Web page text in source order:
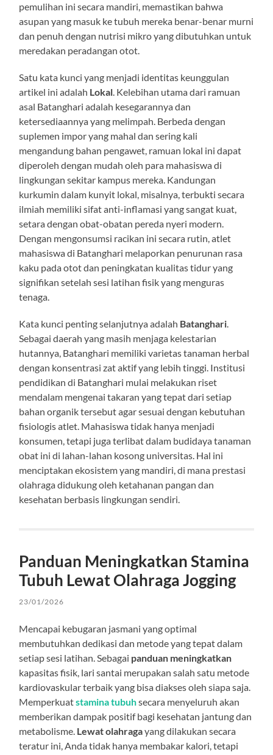
pemulihan ini secara mandiri, memastikan bahwa
asupan yang masuk ke tubuh mereka benar-benar murni
dan penuh dengan nutrisi mikro yang dibutuhkan untuk
meredakan peradangan otot.
Satu kata kunci yang menjadi identitas keunggulan
artikel ini adalah Lokal. Kelebihan utama dari ramuan
asal Batanghari adalah kesegarannya dan
ketersediaannya yang melimpah. Berbeda dengan
suplemen impor yang mahal dan sering kali
mengandung bahan pengawet, ramuan lokal ini dapat
diperoleh dengan mudah oleh para mahasiswa di
lingkungan sekitar kampus mereka. Kandungan
kurkumin dalam kunyit lokal, misalnya, terbukti secara
ilmiah memiliki sifat anti-inflamasi yang sangat kuat,
setara dengan obat-obatan pereda nyeri modern.
Dengan mengonsumsi racikan ini secara rutin, atlet
mahasiswa di Batanghari melaporkan penurunan rasa
kaku pada otot dan peningkatan kualitas tidur yang
signifikan setelah sesi latihan fisik yang menguras
tenaga.
Kata kunci penting selanjutnya adalah Batanghari.
Sebagai daerah yang masih menjaga kelestarian
hutannya, Batanghari memiliki varietas tanaman herbal
dengan konsentrasi zat aktif yang lebih tinggi. Institusi
pendidikan di Batanghari mulai melakukan riset
mendalam mengenai takaran yang tepat dari setiap
bahan organik tersebut agar sesuai dengan kebutuhan
fisiologis atlet. Mahasiswa tidak hanya menjadi
konsumen, tetapi juga terlibat dalam budidaya tanaman
obat ini di lahan-lahan kosong universitas. Hal ini
menciptakan ekosistem yang mandiri, di mana prestasi
olahraga didukung oleh ketahanan pangan dan
kesehatan berbasis lingkungan sendiri.
Panduan Meningkatkan Stamina
Tubuh Lewat Olahraga Jogging
23/01/2026
Mencapai kebugaran jasmani yang optimal
membutuhkan dedikasi dan metode yang tepat dalam
setiap sesi latihan. Sebagai panduan meningkatkan
kapasitas fisik, lari santai merupakan salah satu metode
kardiovaskular terbaik yang bisa diakses oleh siapa saja.
Memperkuatstamina tubuhsecara menyeluruh akan
memberikan dampak positif bagi kesehatan jantung dan
metabolisme. Lewat olahragayang dilakukan secara
teratur ini, Anda tidak hanya membakar kalori, tetapi